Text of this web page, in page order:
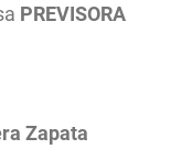
PREVISORA
Zapata